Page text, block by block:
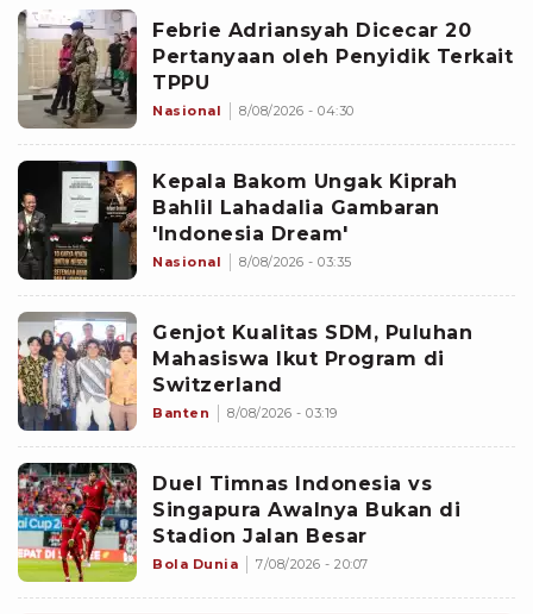
Febrie Adriansyah Dicecar 20
Pertanyaan oleh Penyidik Terkait
TPPU
Nasional 8/08/2026 - 04:30
Kepala Bakom Ungak Kiprah
Bahlil Lahadalia Gambaran
'Indonesia Dream'
Nasional 8/08/2026 - 03:35
Genjot Kualitas SDM, Puluhan
Mahasiswa Ikut Program di
Switzerland
Banten 8/08/2026 - 03:19
Duel Timnas Indonesia vs
Singapura Awalnya Bukan di
Stadion Jalan Besar
Bola Dunia 7/08/2026 - 20:07